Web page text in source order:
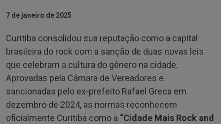
7 de janeiro de 2025
Curitiba consolidou sua reputação como a capital
brasileira do rock com a sanção de duas novas leis
que celebram a cultura do gênero na cidade.
Aprovadas pela Câmara de Vereadores e
sancionadas pelo ex-prefeito Rafael Greca em
dezembro de 2024, as normas reconhecem
oficialmente Curitiba como a “Cidade Mais Rock and